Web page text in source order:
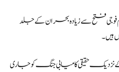
فتح سے زیادہ بحران کے جلد
ہیں۔
حقیقی کامیابی جنگ کو جاری